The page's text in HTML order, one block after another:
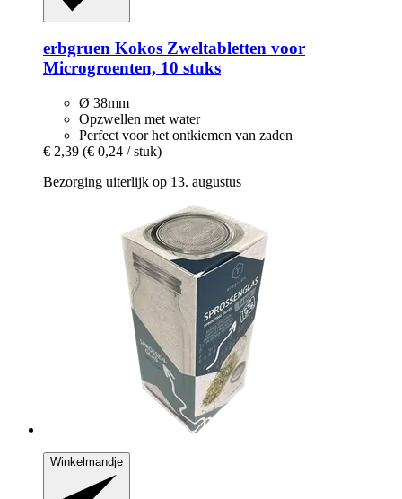
erbgruen Kokos Zweltabletten voor
Microgroenten, 10 stuks
Ø 38mm
Opzwellen met water
Perfect voor het ontkiemen van zaden
€ 2,39 (€ 0,24 / stuk)
Bezorging uiterlijk op 13. augustus
Winkelmandje